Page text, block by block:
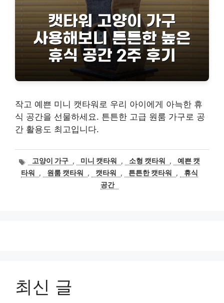
작고 예쁜 미니 캣타워로 우리 아이에게 아늑한 휴
식 공간을 선물하세요. 튼튼한 고급 원룸 가구로 공
간 활용도 최고입니다.
태
그
고양이 가구 , 미니 캣타워 , 소형 캣타워 ,
예쁜 캣
타워
, 원룸 캣타워 , 캣타워 , 튼튼한 캣타워 ,
휴식
공간
최신 글